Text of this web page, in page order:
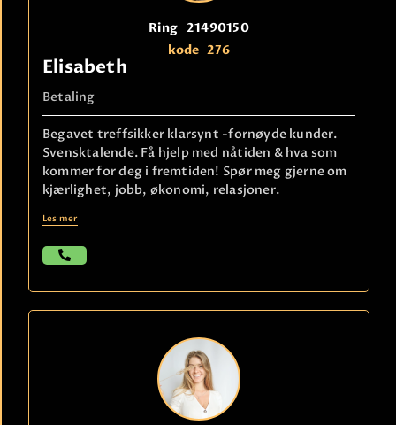
Ring 21490150
kode 276
Elisabeth
Betaling
Begavet treffsikker klarsynt -fornøyde kunder.
Svensktalende. Få hjelp med nåtiden & hva som
kommer for deg i fremtiden! Spør meg gjerne om
kjærlighet, jobb, økonomi, relasjoner.
Les mer